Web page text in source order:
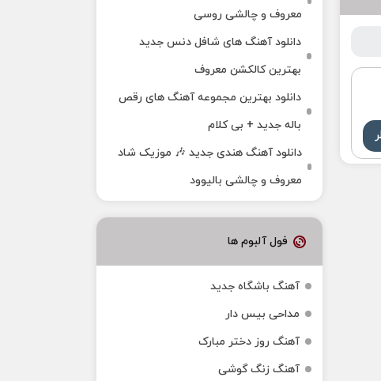
معروف و چالشی روسی
دانلود آهنگ های شافل دنس جدید
بهترین کالکشن معروف
دانلود بهترین مجموعه آهنگ های رقص
باله جدید + بی کلام
دانلود آهنگ هندی جدید 🎶 موزیک شاد
معروف و چالشی بالیوود
فول آلبوم ها
آهنگ باشگاه جدید
مداحی بیس دار
آهنگ روز دختر مبارک
آهنگ زنگ گوشی